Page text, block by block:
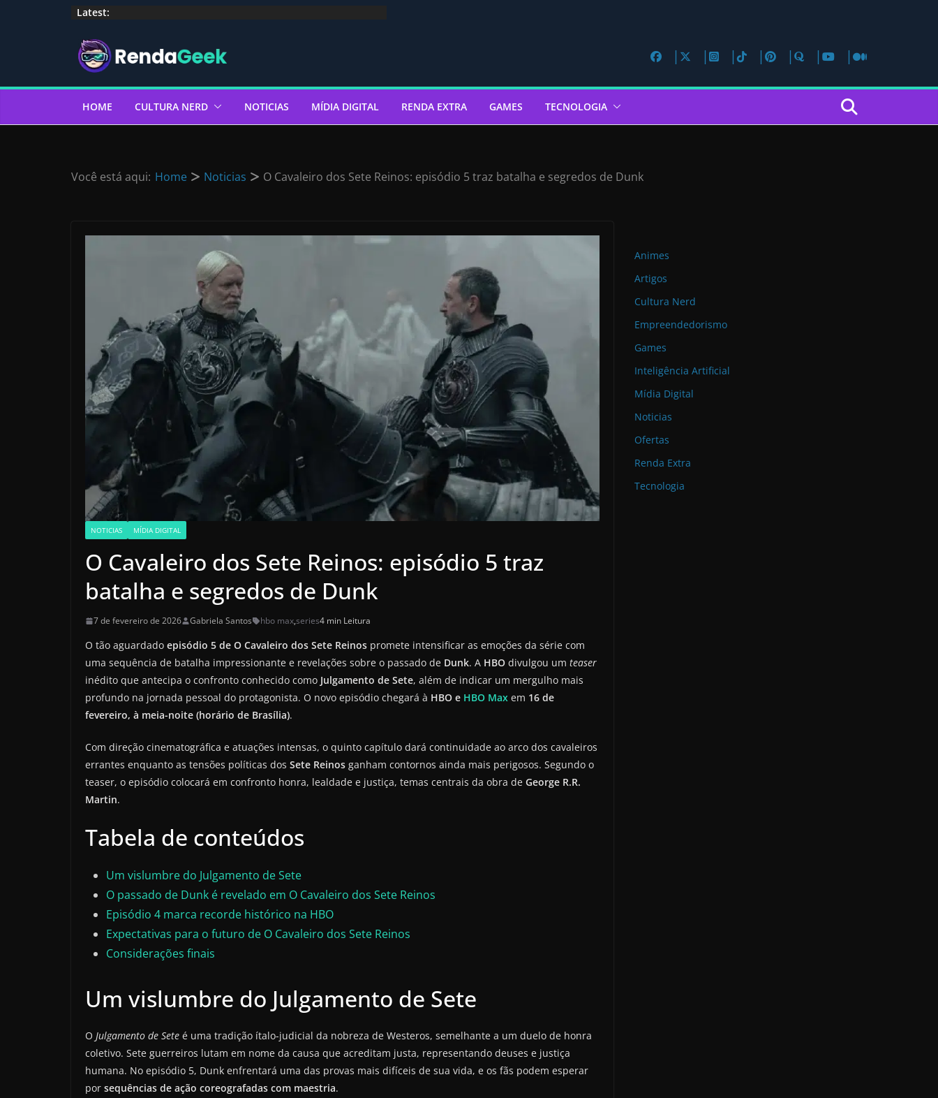
Latest:
HOME CULTURA NERD NOTICIAS MÍDIA DIGITAL RENDA EXTRA GAMES TECNOLOGIA
Você está aqui: Home Noticias O Cavaleiro dos Sete Reinos: episódio 5 traz batalha e segredos de Dunk
NOTICIAS MÍDIA DIGITAL
O Cavaleiro dos Sete Reinos: episódio 5 traz
batalha e segredos de Dunk
7 de fevereiro de 2026 Gabriela Santos hbo max,series4 min Leitura
O tão aguardado episódio 5 de O Cavaleiro dos Sete Reinos promete intensificar as emoções da série com
uma sequência de batalha impressionante e revelações sobre o passado de Dunk. A HBO divulgou um teaser
inédito que antecipa o confronto conhecido como Julgamento de Sete, além de indicar um mergulho mais
profundo na jornada pessoal do protagonista. O novo episódio chegará à HBO e HBO Max em 16 de
fevereiro, à meia-noite (horário de Brasília).
Com direção cinematográfica e atuações intensas, o quinto capítulo dará continuidade ao arco dos cavaleiros
errantes enquanto as tensões políticas dos Sete Reinos ganham contornos ainda mais perigosos. Segundo o
teaser, o episódio colocará em confronto honra, lealdade e justiça, temas centrais da obra de George R.R.
Martin.
Tabela de conteúdos
Um vislumbre do Julgamento de Sete
O passado de Dunk é revelado em O Cavaleiro dos Sete Reinos
Episódio 4 marca recorde histórico na HBO
Expectativas para o futuro de O Cavaleiro dos Sete Reinos
Considerações finais
Um vislumbre do Julgamento de Sete
O Julgamento de Sete é uma tradição ítalo-judicial da nobreza de Westeros, semelhante a um duelo de honra
coletivo. Sete guerreiros lutam em nome da causa que acreditam justa, representando deuses e justiça
humana. No episódio 5, Dunk enfrentará uma das provas mais difíceis de sua vida, e os fãs podem esperar
por sequências de ação coreografadas com maestria.
Animes
Artigos
Cultura Nerd
Empreendedorismo
Games
Inteligência Artificial
Mídia Digital
Noticias
Ofertas
Renda Extra
Tecnologia